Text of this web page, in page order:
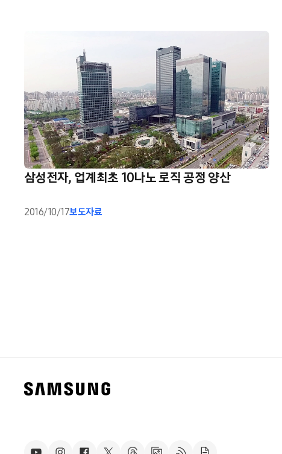
삼성전자, 업계최초 10나노 로직 공정 양산
2016/10/17보도자료